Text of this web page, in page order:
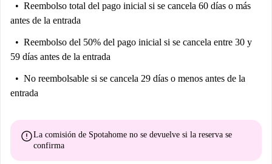
Reembolso total del pago inicial si se cancela 60 días o más
antes de la entrada
Reembolso del 50% del pago inicial si se cancela entre 30 y
59 días antes de la entrada
No reembolsable si se cancela 29 días o menos antes de la
entrada
errorLa comisión de Spotahome no se devuelve si la reserva se
confirma